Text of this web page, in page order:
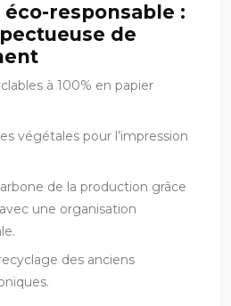
responsable :
de
à 100% en papier
végétales pour l’impression
de la production grâce
une organisation
des anciens